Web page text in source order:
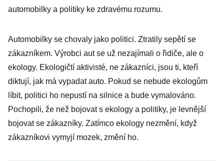
automobilky a politiky ke zdravému rozumu.
Automobilky se chovaly jako politici. Ztratily sepětí se
zákazníkem. Výrobci aut se už nezajímali o řidiče, ale o
ekology. Ekologičtí aktivisté, ne zákazníci, jsou ti, kteří
diktují, jak má vypadat auto. Pokud se nebude ekologům
líbit, politici ho nepustí na silnice a bude vymalováno.
Pochopili, že než bojovat s ekology a politiky, je levnější
bojovat se zákazníky. Zatímco ekology nezmění, když
zákazníkovi vymyjí mozek, změní ho.